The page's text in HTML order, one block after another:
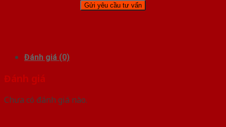
Đánh giá (0)
Đánh giá
Chưa có đánh giá nào.